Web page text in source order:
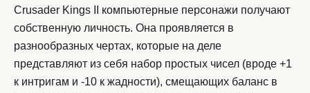
Crusader Kings II компьютерные персонажи получают
собственную личность. Она проявляется в
разнообразных чертах, которые на деле
представляют из себя набор простых чисел (вроде +1
к интригам и -10 к жадности), смещающих баланс в